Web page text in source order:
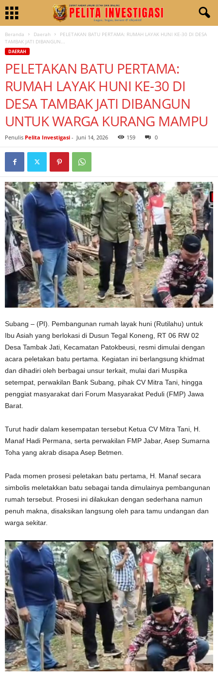
Beranda Daerah
PELETAKAN BATU PERTAMA: RUMAH LAYAK HUNI KE-30 DI DESA
TAMBAK JATI DIBANGUN...
DAERAH
PELETAKAN BATU PERTAMA:
RUMAH LAYAK HUNI KE-30 DI
DESA TAMBAK JATI DIBANGUN
UNTUK WARGA KURANG MAMPU
Penulis Pelita Investigasi - Juni 14, 2026 159 0
Subang – (PI). Pembangunan rumah layak huni (Rutilahu) untuk
Ibu Asiah yang berlokasi di Dusun Tegal Koneng, RT 06 RW 02
Desa Tambak Jati, Kecamatan Patokbeusi, resmi dimulai dengan
acara peletakan batu pertama. Kegiatan ini berlangsung khidmat
dan dihadiri oleh berbagai unsur terkait, mulai dari Muspika
setempat, perwakilan Bank Subang, pihak CV Mitra Tani, hingga
penggiat masyarakat dari Forum Masyarakat Peduli (FMP) Jawa
Barat.
Turut hadir dalam kesempatan tersebut Ketua CV Mitra Tani, H.
Manaf Hadi Permana, serta perwakilan FMP Jabar, Asep Sumarna
Toha yang akrab disapa Asep Betmen.
Pada momen prosesi peletakan batu pertama, H. Manaf secara
simbolis meletakkan batu sebagai tanda dimulainya pembangunan
rumah tersebut. Prosesi ini dilakukan dengan sederhana namun
penuh makna, disaksikan langsung oleh para tamu undangan dan
warga sekitar.